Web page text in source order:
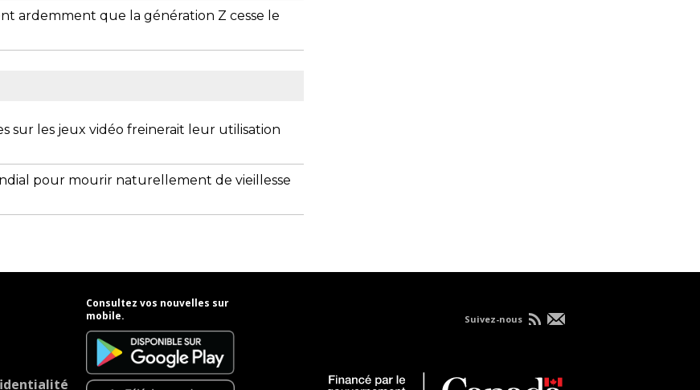
ardemment que la génération Z cesse le
sur les jeux vidéo freinerait leur utilisation
pour mourir naturellement de vieillesse
Consultez vos nouvelles sur
mobile.
Suivez-nous